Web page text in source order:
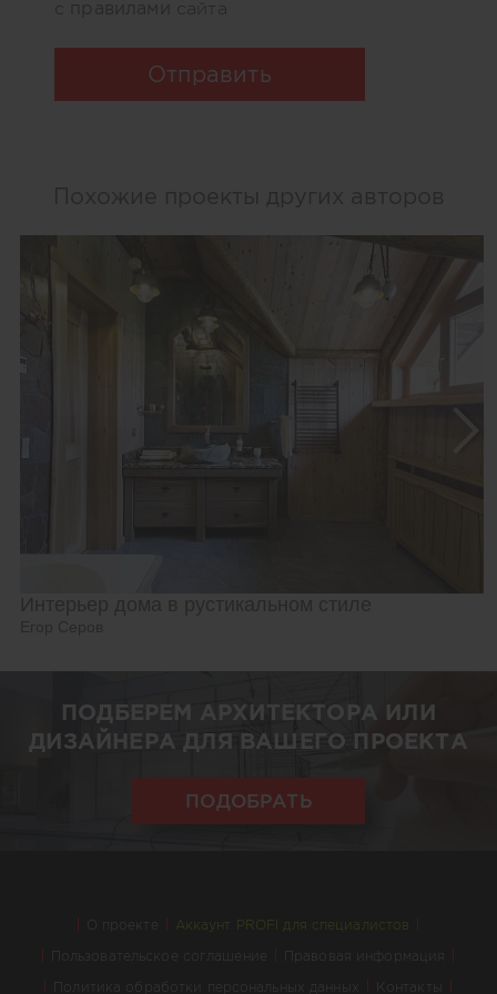
с
сайта
Отправить
ПОДБЕРЕМ АРХИТЕКТОРА ИЛИ
ДИЗАЙНЕРА ДЛЯ ВАШЕГО ПРОЕКТА
ПОДОБРАТЬ
О проекте Аккаунт PROFI для специалистов
Пользовательское соглашение Правовая информация
Политика обработки персональных данных Контакты